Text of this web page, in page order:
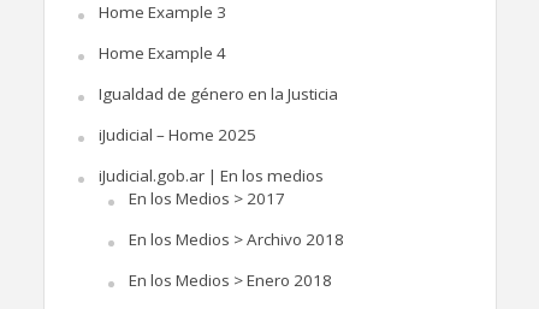
Home Example 3
Home Example 4
Igualdad de género en la Justicia
iJudicial – Home 2025
iJudicial.gob.ar | En los medios
En los Medios > 2017
En los Medios > Archivo 2018
En los Medios > Enero 2018